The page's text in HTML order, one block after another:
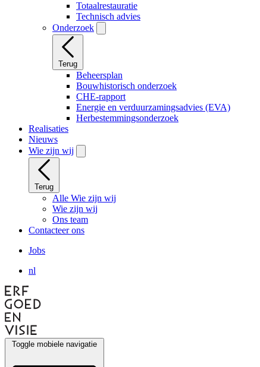
Totaalrestauratie
Technisch advies
Onderzoek
Terug
Beheersplan
Bouwhistorisch onderzoek
CHE-rapport
Energie en verduurzamingsadvies (EVA)
Herbestemmingsonderzoek
Realisaties
Nieuws
Wie zijn wij
Terug
Alle Wie zijn wij
Wie zijn wij
Ons team
Contacteer ons
Jobs
nl
Toggle mobiele navigatie